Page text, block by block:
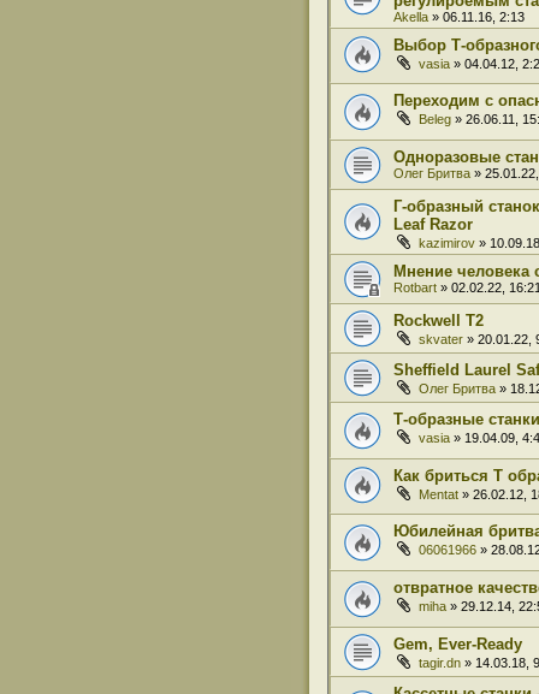
Akella » 06.11.16, 2:13
Выбор Т-
vasia » 04.04.12,
Переходим с
Beleg » 26.06.11,
Одноразовые
Олег Бритва »
Г-образный
Leaf Razor
kazimirov »
Мнение человека
Rotbart » 02.02.22, 16:21
Rockwell T2
skvater » 20.01.22,
Sheffield Laurel
Олег Бритва »
Т-образные станки
vasia » 19.04.09,
Как бриться Т
Mentat » 26.02.12,
Юбилейная
06061966 »
отвратное
miha » 29.12.14,
Gem, Ever-Ready
tagir.dn » 14.03.18,